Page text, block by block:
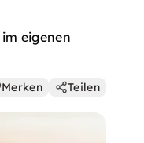
eigenen
Merken Teilen